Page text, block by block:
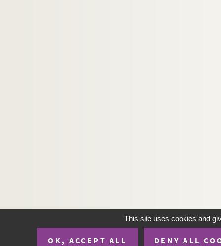
This site uses cookies and
OK, ACCEPT ALL DENY ALL